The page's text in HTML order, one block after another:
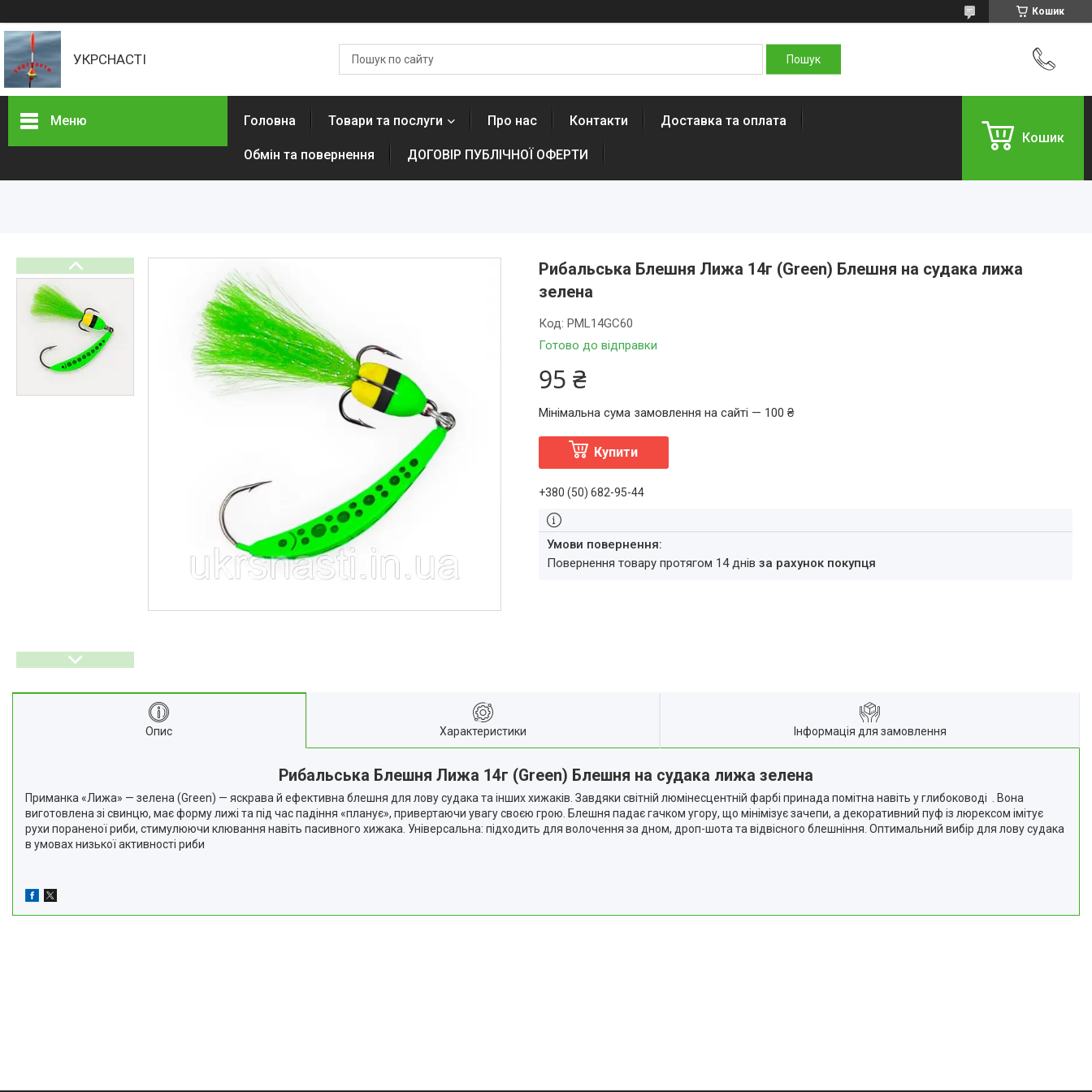
Кошик
УКРСНАСТІ
Меню Головна Товари та послуги Про нас Контакти Доставка та оплата
Обмін та повернення ДОГОВІР ПУБЛІЧНОЇ ОФЕРТИ
Кошик
Рибальська Блешня Лижа 14г (Green) Блешня на судака лижа
зелена
Готово до відправки
Код: PML14GС60
95 ₴
Мінімальна сума замовлення на сайті — 100 ₴
Купити
+380 (50) 682-95-44
повернення товару протягом 14 днів за рахунок покупця
Опис Характеристики Інформація для замовлення
Рибальська Блешня Лижа 14г (Green) Блешня на судака лижа зелена
Приманка «Лижа» — зелена (Green) — яскрава й ефективна блешня для лову судака та інших хижаків. Завдяки світній люмінесцентній фарбі принада помітна навіть у глибоководі . Вона
виготовлена зі свинцю, має форму лижі та під час падіння «планує», привертаючи увагу своєю грою. Блешня падає гачком угору, що мінімізує зачепи, а декоративний пуф із люрексом імітує
рухи пораненої риби, стимулюючи клювання навіть пасивного хижака. Універсальна: підходить для волочення за дном, дроп-шота та відвісного блешніння. Оптимальний вибір для лову судака
в умовах низької активності риби